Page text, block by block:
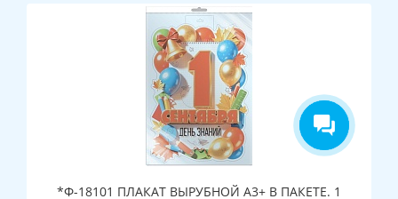
*Ф-18101 ПЛАКАТ ВЫРУБНОЙ А3+ В ПАКЕТЕ. 1